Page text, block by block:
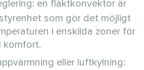
en fläktkonvektor är
som gör det möjligt
i enskilda zoner för
komfort.
eller luftkylning: